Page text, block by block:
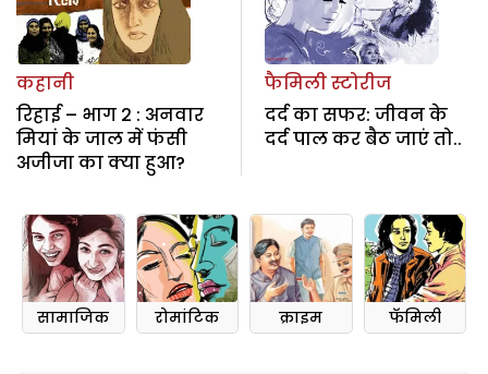
कहानी
रिहाई – भाग 2 : अनवार
मियां के जाल में फंसी
अजीजा का क्या हुआ?
फैमिली स्टोरीज
दर्द का सफर: जीवन के
दर्द पाल कर बैठ जाएं तो..
सामाजिक रोमांटिक क्राइम फॅमिली